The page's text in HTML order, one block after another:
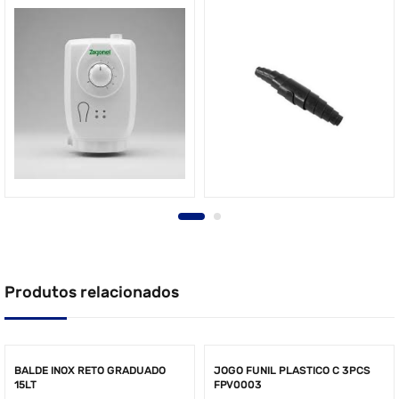
Produtos relacionados
BALDE INOX RETO GRADUADO
15LT
JOGO FUNIL PLASTICO C 3PCS
FPV0003